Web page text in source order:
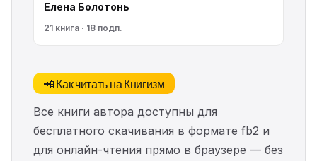
Елена Болотонь
21 книга · 18 подп.
📲 Как читать на Книгизм
Все книги автора доступны для
бесплатного скачивания в формате fb2 и
для онлайн-чтения прямо в браузере — без